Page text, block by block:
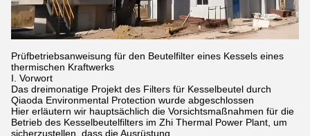
Prüfbetriebsanweisung für den Beutelfilter eines Kessels eines
thermischen Kraftwerks
I. Vorwort
Das dreimonatige Projekt des Filters für Kesselbeutel durch
Qiaoda Environmental Protection wurde abgeschlossen
Hier erläutern wir hauptsächlich die Vorsichtsmaßnahmen für die
Betrieb des Kesselbeutelfilters im Zhi Thermal Power Plant, um
sicherzustellen, dass die Ausrüstung